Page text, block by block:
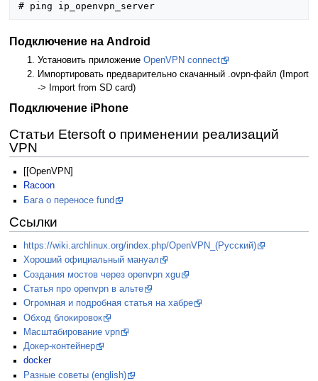
Подключение на Android
Установить приложениеOpenVPN connect
Импортировать предварительно скачанный .ovpn-файл (Import
-> Import from SD card)
Подключение iPhone
Статьи Etersoft о применении реализаций
VPN
[[OpenVPN]
Racoon
Бага о переносе fund
Ссылки
https://wiki.archlinux.org/index.php/OpenVPN_(Русский)
Хороший официальный мануал
Создания мостов через openvpn xgu
Статья про openvpn в альте
Огромная и подробная статья на хабре
Обход блокировок
Масштабирование vpn
Докер-контейнер
docker
Разные советы (english)